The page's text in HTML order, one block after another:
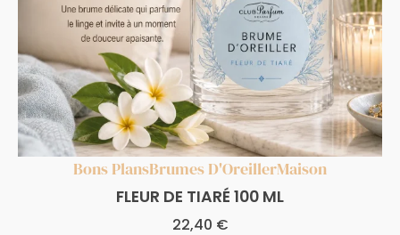
Bons PlansBrumes D'OreillerMaison
FLEUR DE TIARÉ 100 ML
22,40 €